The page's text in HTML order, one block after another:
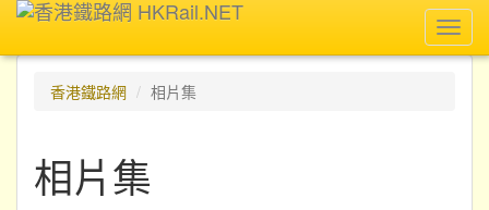
香港鐵路網
相片集
相片集